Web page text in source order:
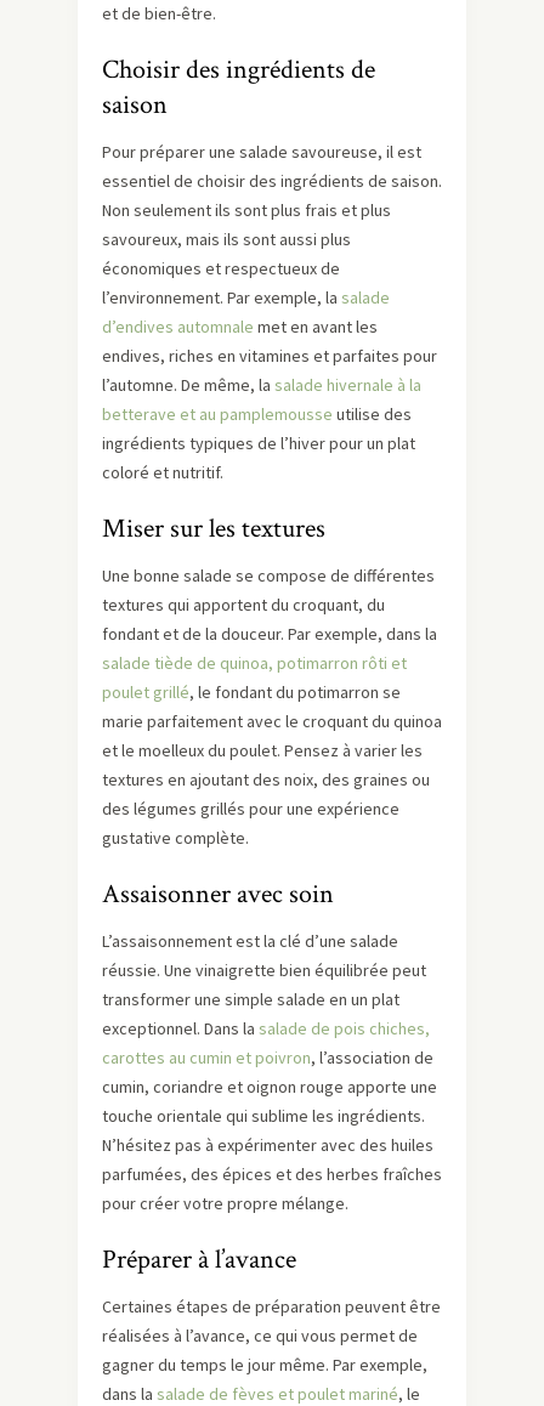
et de bien-être.
Choisir des ingrédients de
saison
Pour préparer une salade savoureuse, il est
essentiel de choisir des ingrédients de saison.
Non seulement ils sont plus frais et plus
savoureux, mais ils sont aussi plus
économiques et respectueux de
l’environnement. Par exemple, la salade
d’endives automnale met en avant les
endives, riches en vitamines et parfaites pour
l’automne. De même, la salade hivernale à la
betterave et au pamplemousse utilise des
ingrédients typiques de l’hiver pour un plat
coloré et nutritif.
Miser sur les textures
Une bonne salade se compose de différentes
textures qui apportent du croquant, du
fondant et de la douceur. Par exemple, dans la
salade tiède de quinoa, potimarron rôti et
poulet grillé, le fondant du potimarron se
marie parfaitement avec le croquant du quinoa
et le moelleux du poulet. Pensez à varier les
textures en ajoutant des noix, des graines ou
des légumes grillés pour une expérience
gustative complète.
Assaisonner avec soin
L’assaisonnement est la clé d’une salade
réussie. Une vinaigrette bien équilibrée peut
transformer une simple salade en un plat
exceptionnel. Dans la salade de pois chiches,
carottes au cumin et poivron, l’association de
cumin, coriandre et oignon rouge apporte une
touche orientale qui sublime les ingrédients.
N’hésitez pas à expérimenter avec des huiles
parfumées, des épices et des herbes fraîches
pour créer votre propre mélange.
Préparer à l’avance
Certaines étapes de préparation peuvent être
réalisées à l’avance, ce qui vous permet de
gagner du temps le jour même. Par exemple,
dans la salade de fèves et poulet mariné, le